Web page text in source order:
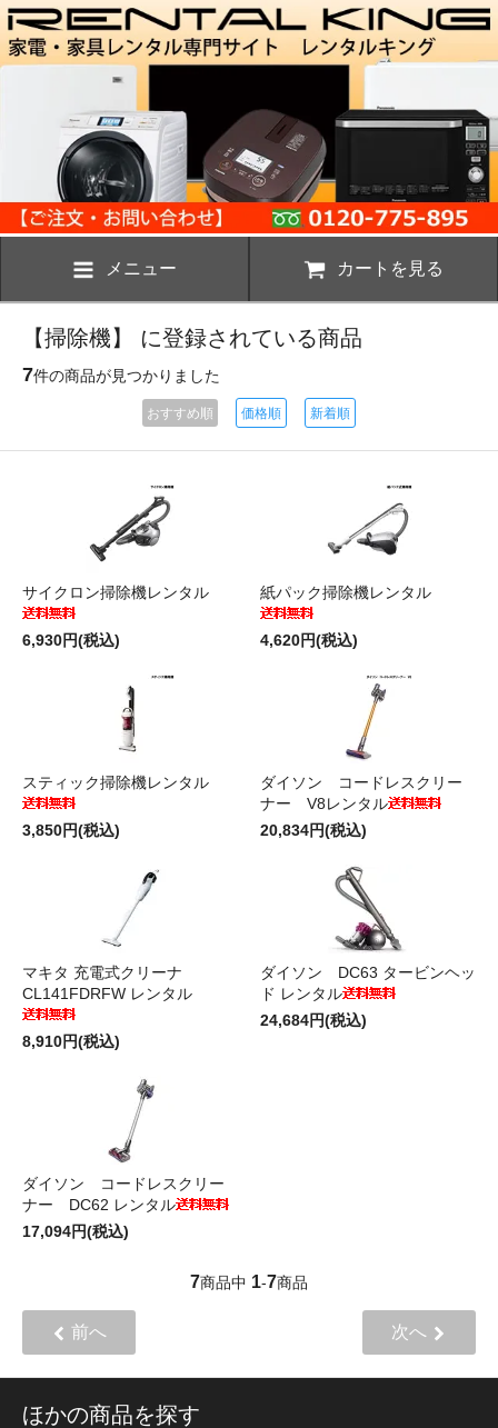
メニュー カートを見る
【掃除機】 に登録されている商品
7件の商品が見つかりました
おすすめ順 価格順 新着順
サイクロン掃除機レンタル
6,930円(税込)
紙パック掃除機レンタル
4,620円(税込)
スティック掃除機レンタル
3,850円(税込)
ダイソン コードレスクリー
ナー V8レンタル
20,834円(税込)
マキタ 充電式クリーナ
CL141FDRFW レンタル
8,910円(税込)
ダイソン DC63 タービンヘッ
ド レンタル
24,684円(税込)
ダイソン コードレスクリー
ナー DC62 レンタル
17,094円(税込)
7商品中 1-7商品
前へ 次へ
ほかの商品を探す